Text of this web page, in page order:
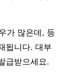
가 많은데, 등
됩니다. 대부
급받으세요.